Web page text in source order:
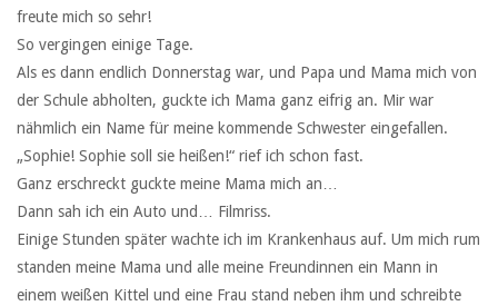
freute mich so sehr!
So vergingen einige Tage.
Als es dann endlich Donnerstag war, und Papa und Mama mich von
der Schule abholten, guckte ich Mama ganz eifrig an. Mir war
nähmlich ein Name für meine kommende Schwester eingefallen.
„Sophie! Sophie soll sie heißen!“ rief ich schon fast.
Ganz erschreckt guckte meine Mama mich an…
Dann sah ich ein Auto und… Filmriss.
Einige Stunden später wachte ich im Krankenhaus auf. Um mich rum
standen meine Mama und alle meine Freundinnen ein Mann in
einem weißen Kittel und eine Frau stand neben ihm und schreibte